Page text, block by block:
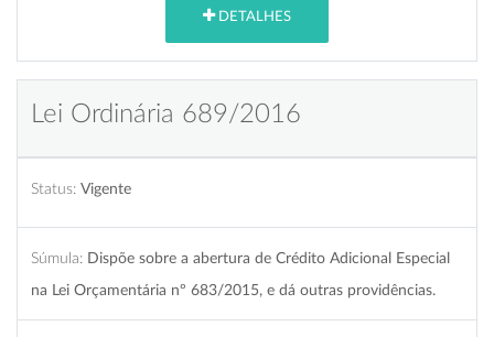
DETALHES
Lei Ordinária 689/2016
Status: Vigente
Súmula: Dispõe sobre a abertura de Crédito Adicional Especial
na Lei Orçamentária nº 683/2015, e dá outras providências.